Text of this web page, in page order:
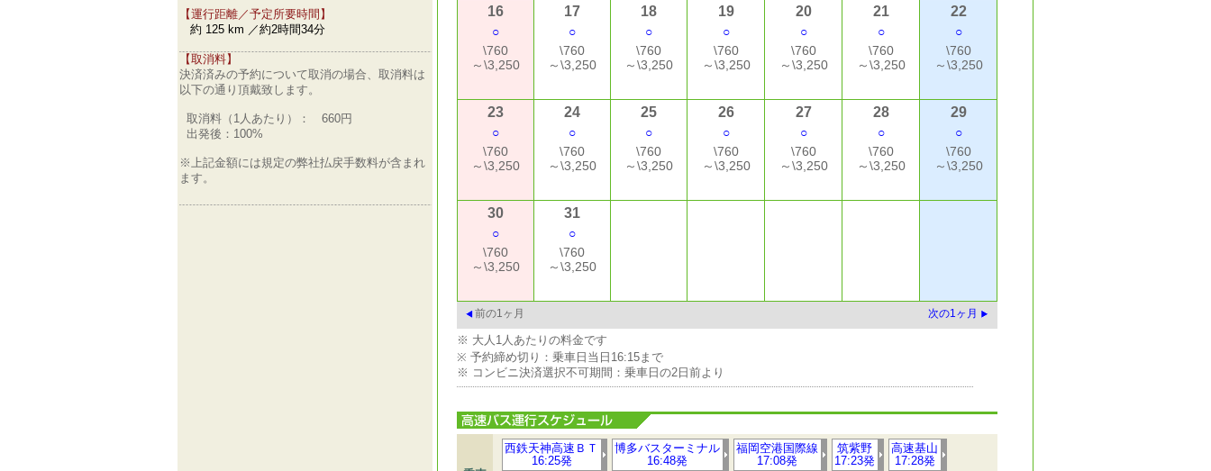
【運行距離／予定所要時間】
約 125 km ／約2時間34分
【取消料】
決済済みの予約について取消の場合、取消料は
以下の通り頂戴致します。
取消料（1人あたり）： 660円
出発後：100%
※上記金額には規定の弊社払戻手数料が含まれ
ます。
16
○
\760
～\3,250
17
○
\760
～\3,250
18
○
\760
～\3,250
19
○
\760
～\3,250
20
○
\760
～\3,250
21
○
\760
～\3,250
22
○
\760
～\3,250
23
○
\760
～\3,250
24
○
\760
～\3,250
25
○
\760
～\3,250
26
○
\760
～\3,250
27
○
\760
～\3,250
28
○
\760
～\3,250
29
○
\760
～\3,250
30
○
\760
～\3,250
31
○
\760
～\3,250
前の1ヶ月 次の1ヶ月
※ 大人1人あたりの料金です
※ 予約締め切り：乗車日当日16:15まで
※ コンビニ決済選択不可期間：乗車日の2日前より
西鉄天神高速ＢＴ
16:25発
博多バスターミナル
16:48発
福岡空港国際線
17:08発
筑紫野
17:23発
高速基山
17:28発